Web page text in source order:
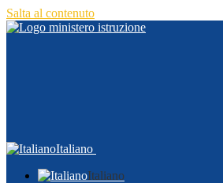
Salta al contenuto
Italiano
Italiano